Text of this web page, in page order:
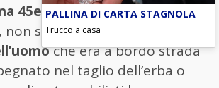
45enne di Andria, alla guida
si sarebbe accorta della
che era a bordo strada
nel taglio dell’erba o
PALLINA DI CARTA STAGNOLA
Trucco a casa